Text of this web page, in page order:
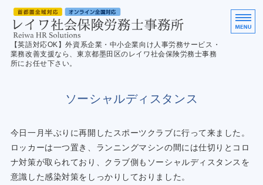
【英語対応OK】外資系企業・中小企業向け人事労務サービス・
業務改善支援なら、東京都墨田区のレイワ社会保険労務士事務
所にお任せ下さい。
ご利用の流れ
English
ソーシャルディスタンス
今日一月半ぶりに再開したスポーツクラブに行って来ました。
ロッカーは一つ置き、ランニングマシンの間には仕切りとコロ
ナ対策が取られており、クラブ側もソーシャルディスタンスを
意識した感染対策をしっかりしておりました。